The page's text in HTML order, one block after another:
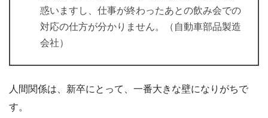
惑いますし、仕事が終わったあとの飲み会での
対応の仕方が分かりません。（自動車部品製造
会社）
人間関係は、新卒にとって、一番大きな壁になりがちで
す。